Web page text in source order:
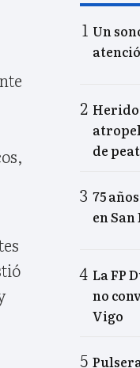
Un
de
75
en San
La FP
no
Vigo